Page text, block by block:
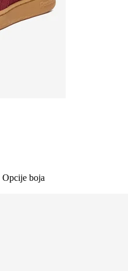
Opcije boja